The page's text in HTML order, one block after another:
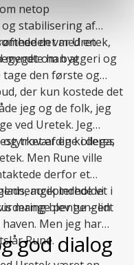
netop
og stabilisering af
var Uretek,
han at
det med en
meget om byggeri og
tage den første og
der kun kostede det
jeg og de folk, jeg
ved Uretek. Jeg
og troværdige i deres
af en kollega,
Men Rune ville
derfor et
indholdet i
blev tungen
accepterede vi
mange penge – lidt
Men jeg har
Rune.
god dialog